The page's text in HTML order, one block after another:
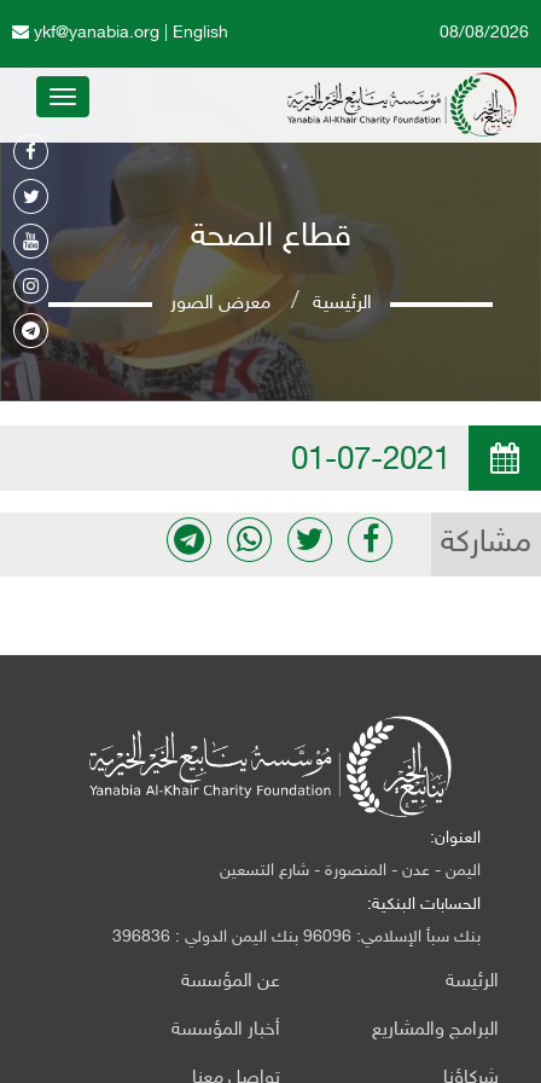
English
ykf@yanabia.org 08/08/2026
Toggle
قطاع الصحة
الرئيسية معرض الصور
مشاركة
العنوان:
اليمن - عدن - المنصورة - شارع التسعين
الحسابات البنكية:
بنك سبأ الإسلامي: 96096 بنك اليمن الدولي : 396836
الرئيسة عن المؤسسة
البرامج والمشاريع أخبار المؤسسة